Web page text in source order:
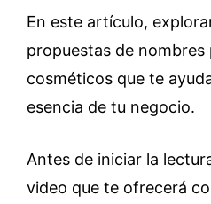
En este artículo,
propuestas de nombres
cosméticos que te
esencia de tu negocio.
Antes de iniciar la
video que te ofrecerá